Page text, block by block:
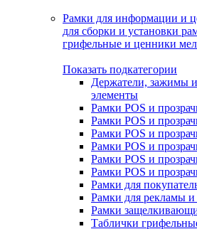
Рамки для информации и
для сборки и установки
грифельные и ценники
Показать подкатегории
Держатели, зажимы
элементы
Рамки POS и
Рамки POS и
Рамки POS и
Рамки POS и
Рамки POS и
Рамки POS и
Рамки для
Рамки для рекламы
Рамки
Таблички